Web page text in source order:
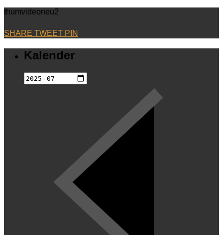
thumvideoneu2
SHARE TWEET PIN
Kalender